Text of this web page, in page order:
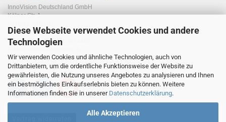
Diese Webseite verwendet Cookies und andere
Technologien
Wir verwenden Cookies und ähnliche Technologien, auch von
Drittanbietern, um die ordentliche Funktionsweise der Website zu
gewährleisten, die Nutzung unseres Angebotes zu analysieren und Ihnen
ein bestmögliches Einkaufserlebnis bieten zu können. Weitere
Informationen finden Sie in unserer Datenschutzerklärung.
Alle Akzeptieren
InnoVision Deutschland GmbH
Kölner Str. 1
Deutschland
Telefon:+49 (0)6196 9674465
Unternehmenswebsite